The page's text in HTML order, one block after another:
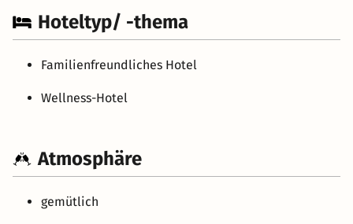
Hoteltyp/ -thema
Familienfreundliches Hotel
Wellness-Hotel
Atmosphäre
gemütlich